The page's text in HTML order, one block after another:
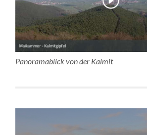
Panoramablick von der Kalmit